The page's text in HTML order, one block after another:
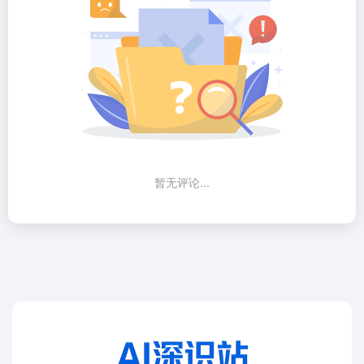
暂无评论...